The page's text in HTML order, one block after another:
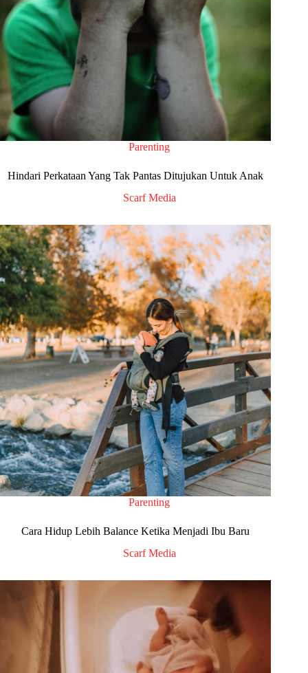
Parenting
Hindari Perkataan Yang Tak Pantas Ditujukan Untuk Anak
Scarf Media
Parenting
Cara Hidup Lebih Balance Ketika Menjadi Ibu Baru
Scarf Media